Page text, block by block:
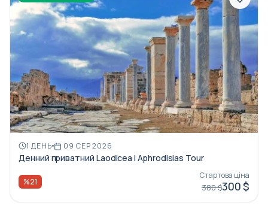
1 ДЕНЬ 09 СЕР 2026
Денний приватний Laodicea і Aphrodisias Tour
%21
Стартова ціна
380 $300 $